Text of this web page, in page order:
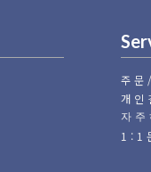
주
개인
자
1:1